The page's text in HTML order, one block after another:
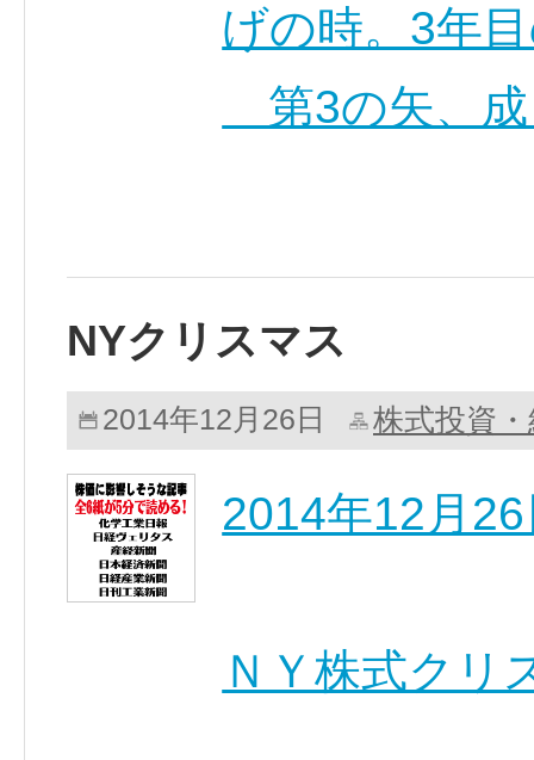
げの時。3年
第3の矢、
NYクリスマス
2014年12月26日 株式投資
2014年12月
ＮＹ株式クリ